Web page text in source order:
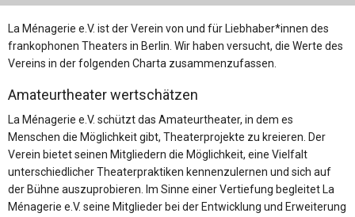
La Ménagerie e.V. ist der Verein von und für Liebhaber*innen des
frankophonen Theaters in Berlin. Wir haben versucht, die Werte des
Vereins in der folgenden Charta zusammenzufassen.
Amateurtheater wertschätzen
La Ménagerie e.V. schützt das Amateurtheater, in dem es
Menschen die Möglichkeit gibt, Theaterprojekte zu kreieren. Der
Verein bietet seinen Mitgliedern die Möglichkeit, eine Vielfalt
unterschiedlicher Theaterpraktiken kennenzulernen und sich auf
der Bühne auszuprobieren. Im Sinne einer Vertiefung begleitet La
Ménagerie e.V. seine Mitglieder bei der Entwicklung und Erweiterung